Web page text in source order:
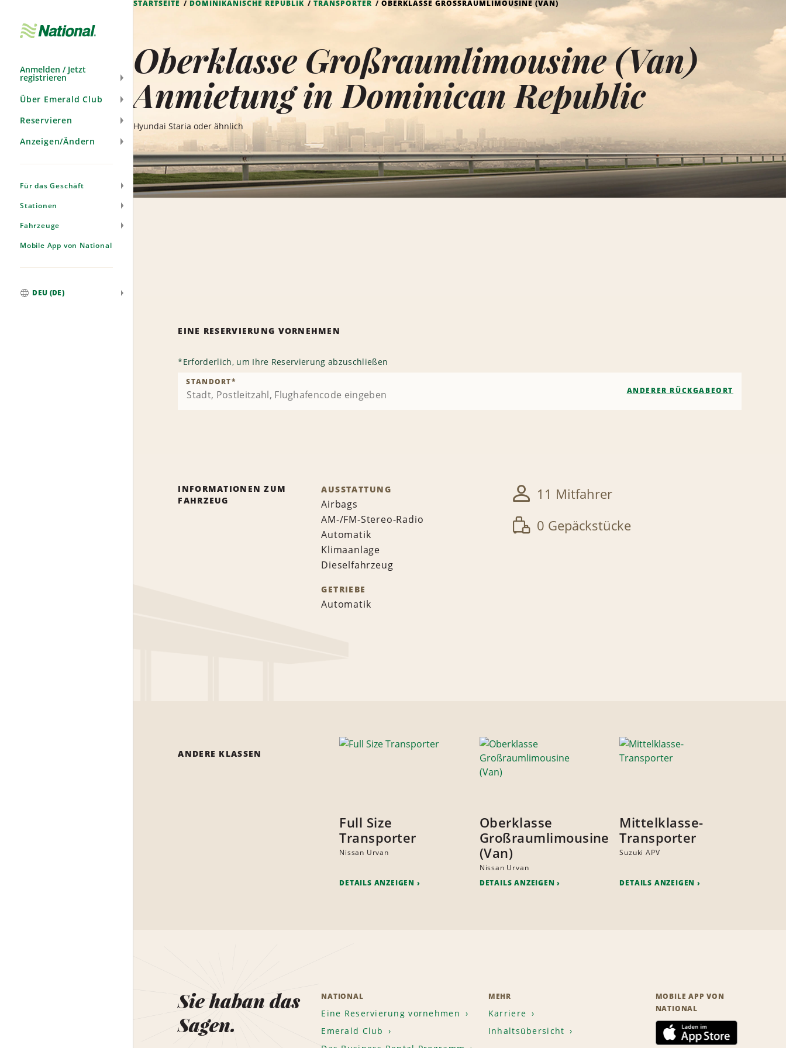
Anmelden / Jetzt
registrieren
Über Emerald Club
Reservieren
Anzeigen/Ändern
Für das Geschäft
Stationen
Fahrzeuge
Mobile App von National
DEU (DE)
STARTSEITE DOMINIKANISCHE REPUBLIK TRANSPORTER OBERKLASSE GROSSRAUMLIMOUSINE (VAN)
Oberklasse Großraumlimousine (Van)
Anmietung in Dominican Republic
Hyundai Staria oder ähnlich
EINE RESERVIERUNG VORNEHMEN
*Erforderlich, um Ihre Reservierung abzuschließen
STANDORT*
ANDERER RÜCKGABEORT
INFORMATIONEN ZUM
FAHRZEUG
AUSSTATTUNG
Airbags
AM-/FM-Stereo-Radio
Automatik
Klimaanlage
Dieselfahrzeug
GETRIEBE
Automatik
11 Mitfahrer
0 Gepäckstücke
ANDERE KLASSEN
Full Size
Transporter
Nissan Urvan
DETAILS ANZEIGEN
Oberklasse
Großraumlimousine
(Van)
Nissan Urvan
DETAILS ANZEIGEN
Mittelklasse-
Transporter
Suzuki APV
DETAILS ANZEIGEN
Sie haban das
Sagen.
NATIONAL
Eine Reservierung vornehmen
Emerald Club
MEHR
Karriere
Inhaltsübersicht
MOBILE APP VON
NATIONAL